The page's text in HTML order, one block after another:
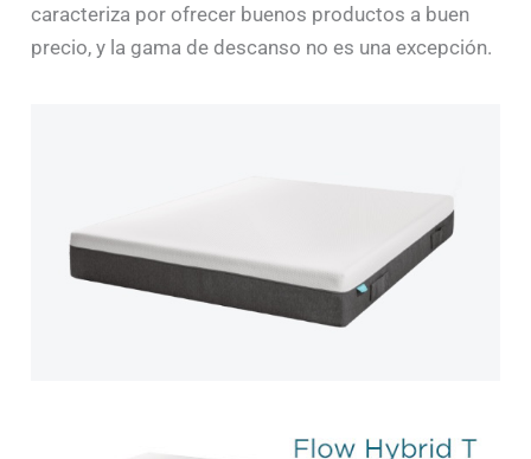
caracteriza por ofrecer buenos productos a buen
precio, y la gama de descanso no es una excepción.